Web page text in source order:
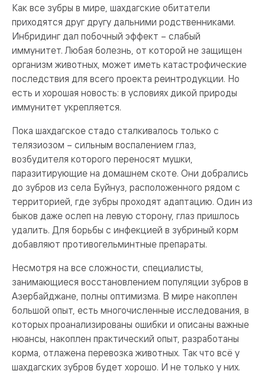
Как все зубры в мире, шахдагские обитатели
приходятся друг другу дальними родственниками.
Инбридинг дал побочный эффект – слабый
иммунитет. Любая болезнь, от которой не защищен
организм животных, может иметь катастрофические
последствия для всего проекта реинтродукции. Но
есть и хорошая новость: в условиях дикой природы
иммунитет укрепляется.
Пока шахдагское стадо сталкивалось только с
телязиозом – сильным воспалением глаз,
возбудителя которого переносят мушки,
паразитирующие на домашнем скоте. Они добрались
до зубров из села Буйнуз, расположенного рядом с
территорией, где зубры проходят адаптацию. Один из
быков даже ослеп на левую сторону, глаз пришлось
удалить. Для борьбы с инфекцией в зубриный корм
добавляют противогельминтные препараты.
Несмотря на все сложности, специалисты,
занимающиеся восстановлением популяции зубров в
Азербайджане, полны оптимизма. В мире накоплен
большой опыт, есть многочисленные исследования, в
которых проанализированы ошибки и описаны важные
нюансы, накоплен практический опыт, разработаны
корма, отлажена перевозка животных. Так что всё у
шахдагских зубров будет хорошо. И не только у них.